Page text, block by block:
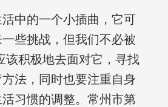
中的一个小插曲，它可
些挑战，但我们不必被
该积极地去面对它，寻找
法，同时也要注重自身
习惯的调整。常州市第